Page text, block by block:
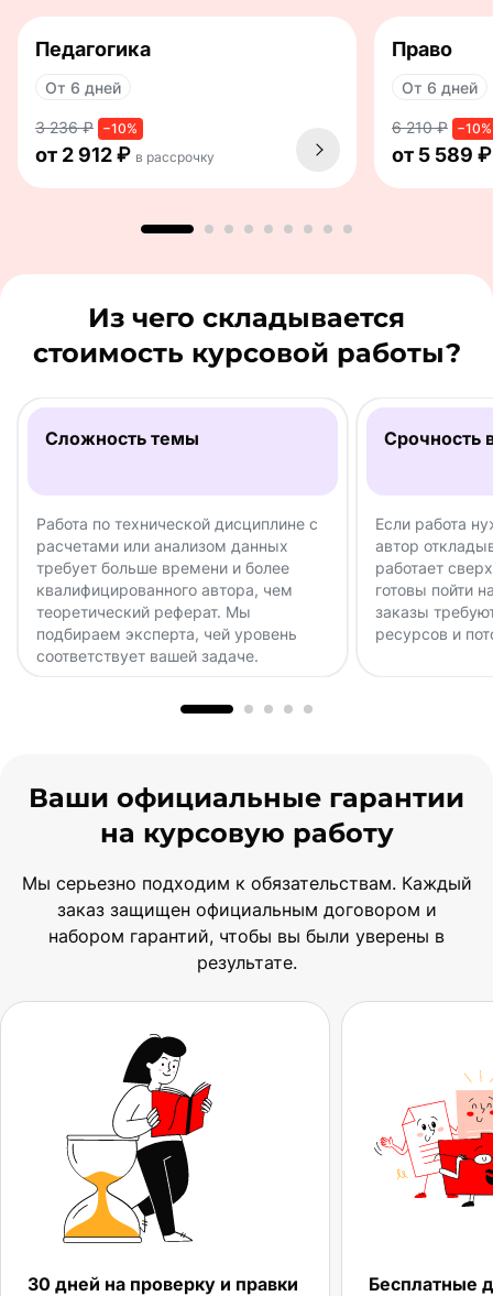
Педагогика
От 6 дней
3 236 ₽ −10%
от 2 912 ₽ в рассрочку
Право
От 6 дней
6 210 ₽ −10%
от 5 589
Из чего складывается
стоимость курсовой работы?
Сложность темы
Работа по технической дисциплине с
расчетами или анализом данных
требует больше времени и более
квалифицированного автора, чем
теоретический реферат. Мы
подбираем эксперта, чей уровень
соответствует вашей задаче.
Срочность
Если работа
автор
работает
готовы пойти
заказы
ресурсов и
Ваши официальные гарантии
на курсовую работу
Мы серьезно подходим к обязательствам. Каждый
заказ защищен официальным договором и
набором гарантий, чтобы вы были уверены в
результате.
30 дней на проверку и правки Бесплатные